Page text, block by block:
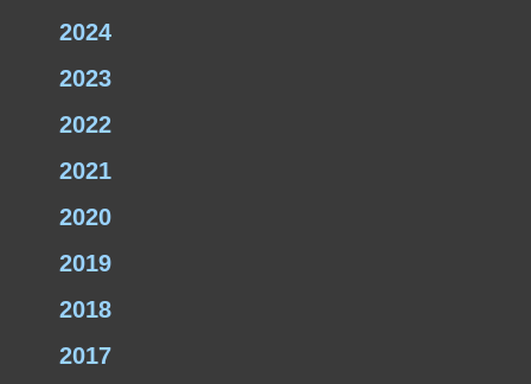
2024
2023
2022
2021
2020
2019
2018
2017